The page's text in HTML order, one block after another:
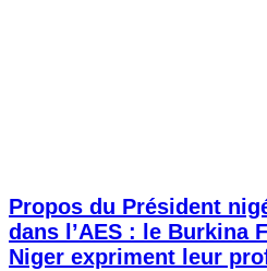
Propos du Président
dans l’AES : le Burkina
Niger expriment leur